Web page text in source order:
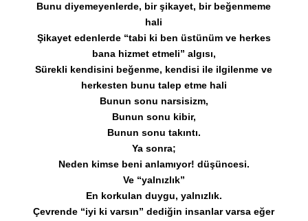
Bunu diyemeyenlerde, bir şikayet, bir beğenmeme
hali
Şikayet edenlerde “tabi ki ben üstünüm ve herkes
bana hizmet etmeli” algısı,
Sürekli kendisini beğenme, kendisi ile ilgilenme ve
herkesten bunu talep etme hali
Bunun sonu narsisizm,
Bunun sonu kibir,
Bunun sonu takıntı.
Ya sonra;
Neden kimse beni anlamıyor! düşüncesi.
Ve “yalnızlık”
En korkulan duygu, yalnızlık.
Çevrende “iyi ki varsın” dediğin insanlar varsa eğer